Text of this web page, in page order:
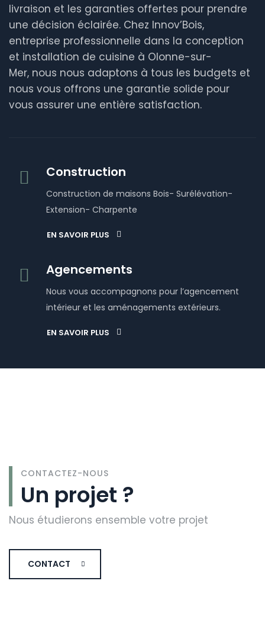
livraison et les garanties offertes pour prendre
une décision éclairée. Chez Innov’Bois,
entreprise professionnelle dans la conception
et installation de cuisine à Olonne-sur-
Mer, nous nous adaptons à tous les budgets et
nous vous offrons une garantie solide pour
vous assurer une entière satisfaction.
Construction
Construction de maisons Bois- Surélévation-
Extension- Charpente
EN SAVOIR PLUS
Agencements
Nous vous accompagnons pour l’agencement
intérieur et les aménagements extérieurs.
EN SAVOIR PLUS
CONTACTEZ-NOUS
Un projet ?
Nous étudierons ensemble votre projet
CONTACT